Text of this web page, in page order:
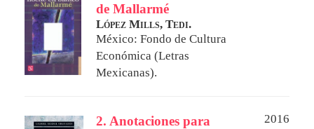
de Mallarmé
López Mills, Tedi.
México: Fondo de Cultura
Económica (Letras
Mexicanas).
2. Anotaciones para
2016